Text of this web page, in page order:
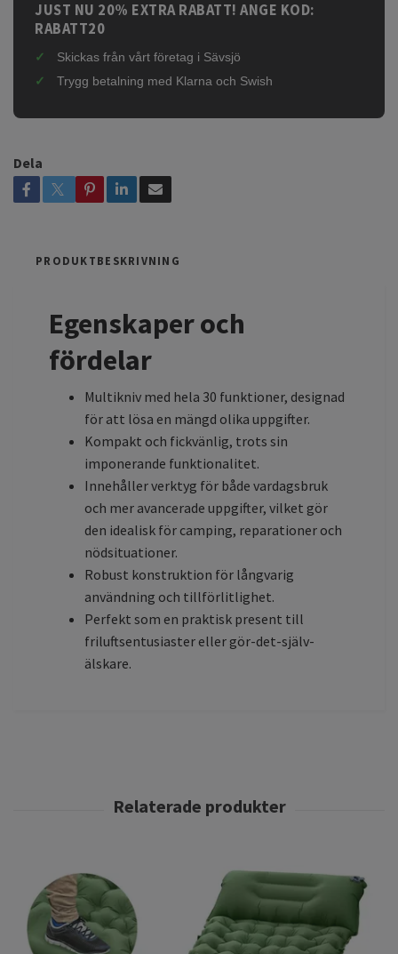
JUST NU 20% EXTRA RABATT! ANGE KOD:
RABATT20
Skickas från vårt företag i Sävsjö
Trygg betalning med Klarna och Swish
Dela
PRODUKTBESKRIVNING
Egenskaper och
fördelar
Multikniv med hela 30 funktioner, designad
för att lösa en mängd olika uppgifter.
Kompakt och fickvänlig, trots sin
imponerande funktionalitet.
Innehåller verktyg för både vardagsbruk
och mer avancerade uppgifter, vilket gör
den idealisk för camping, reparationer och
nödsituationer.
Robust konstruktion för långvarig
användning och tillförlitlighet.
Perfekt som en praktisk present till
friluftsentusiaster eller gör-det-själv-
älskare.